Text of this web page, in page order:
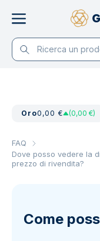
Oro0,00 € (0,00 €)
FAQ
Dove posso vedere la
prezzo di rivendita?
Come